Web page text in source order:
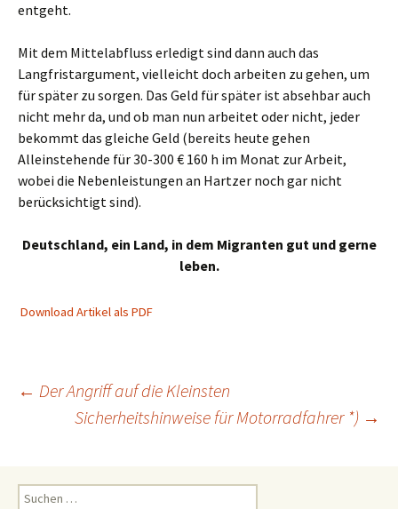
entgeht.
Mit dem Mittelabfluss erledigt sind dann auch das
Langfristargument, vielleicht doch arbeiten zu gehen, um
für später zu sorgen. Das Geld für später ist absehbar auch
nicht mehr da, und ob man nun arbeitet oder nicht, jeder
bekommt das gleiche Geld (bereits heute gehen
Alleinstehende für 30-300 € 160 h im Monat zur Arbeit,
wobei die Nebenleistungen an Hartzer noch gar nicht
berücksichtigt sind).
Deutschland, ein Land, in dem Migranten gut und gerne
leben.
Download Artikel als PDF
Beitragsnavigation
← Der Angriff auf die Kleinsten
Sicherheitshinweise für Motorradfahrer *) →
Suchen